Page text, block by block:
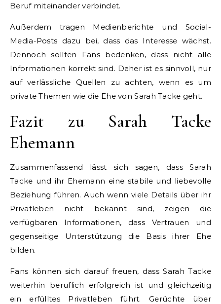
Beruf miteinander verbindet.
Außerdem tragen Medienberichte und Social-
Media-Posts dazu bei, dass das Interesse wächst.
Dennoch sollten Fans bedenken, dass nicht alle
Informationen korrekt sind. Daher ist es sinnvoll, nur
auf verlässliche Quellen zu achten, wenn es um
private Themen wie die Ehe von Sarah Tacke geht.
Fazit zu Sarah Tacke
Ehemann
Zusammenfassend lässt sich sagen, dass Sarah
Tacke und ihr Ehemann eine stabile und liebevolle
Beziehung führen. Auch wenn viele Details über ihr
Privatleben nicht bekannt sind, zeigen die
verfügbaren Informationen, dass Vertrauen und
gegenseitige Unterstützung die Basis ihrer Ehe
bilden.
Fans können sich darauf freuen, dass Sarah Tacke
weiterhin beruflich erfolgreich ist und gleichzeitig
ein erfülltes Privatleben führt. Gerüchte über